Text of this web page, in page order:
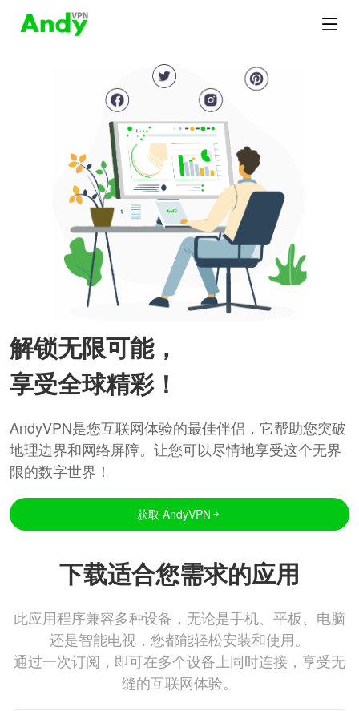
解锁无限可能，
享受全球精彩！
AndyVPN是您互联网体验的最佳伴侣，它帮助您突破
地理边界和网络屏障。让您可以尽情地享受这个无界
限的数字世界！
获取 AndyVPN
下载适合您需求的应用
此应用程序兼容多种设备，无论是手机、平板、电脑
还是智能电视，您都能轻松安装和使用。
通过一次订阅，即可在多个设备上同时连接，享受无
缝的互联网体验。